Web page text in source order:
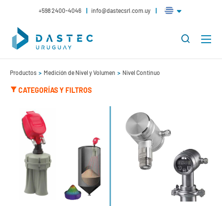
+598 2400-4046 info@dastecsrl.com.uy
Productos Medición de Nivel y Volumen Nivel Continuo
CATEGORÍAS Y FILTROS